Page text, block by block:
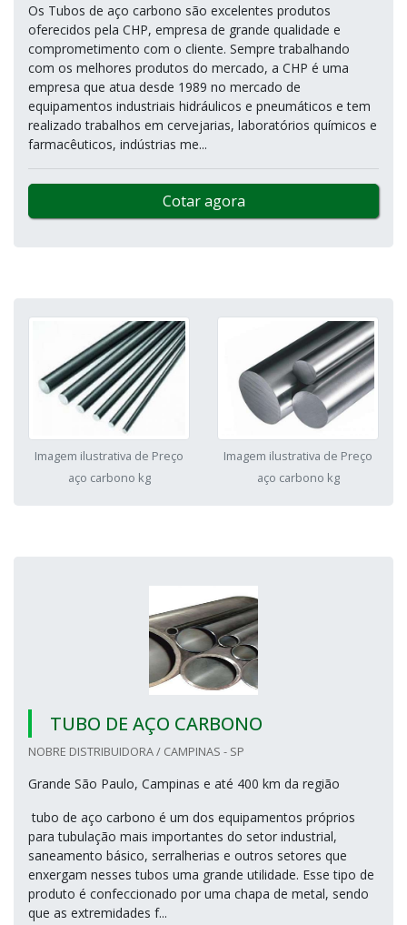
Os Tubos de aço carbono são excelentes produtos
oferecidos pela CHP, empresa de grande qualidade e
comprometimento com o cliente. Sempre trabalhando
com os melhores produtos do mercado, a CHP é uma
empresa que atua desde 1989 no mercado de
equipamentos industriais hidráulicos e pneumáticos e tem
realizado trabalhos em cervejarias, laboratórios químicos e
farmacêuticos, indústrias me...
Cotar agora
Imagem ilustrativa de Preço
aço carbono kg
Imagem ilustrativa de Preço
aço carbono kg
TUBO DE AÇO CARBONO
NOBRE DISTRIBUIDORA / CAMPINAS - SP
Grande São Paulo, Campinas e até 400 km da região
tubo de aço carbono é um dos equipamentos próprios
para tubulação mais importantes do setor industrial,
saneamento básico, serralherias e outros setores que
enxergam nesses tubos uma grande utilidade. Esse tipo de
produto é confeccionado por uma chapa de metal, sendo
que as extremidades f...